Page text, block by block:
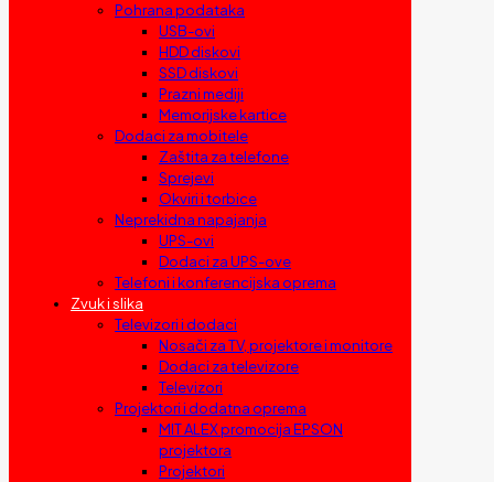
Pohrana podataka
USB-ovi
HDD diskovi
SSD diskovi
Prazni mediji
Memorijske kartice
Dodaci za mobitele
Zaštita za telefone
Sprejevi
Okviri i torbice
Neprekidna napajanja
UPS-ovi
Dodaci za UPS-ove
Telefoni i konferencijska oprema
Zvuk i slika
Televizori i dodaci
Nosači za TV, projektore i monitore
Dodaci za televizore
Televizori
Projektori i dodatna oprema
MIT ALEX promocija EPSON
projektora
Projektori